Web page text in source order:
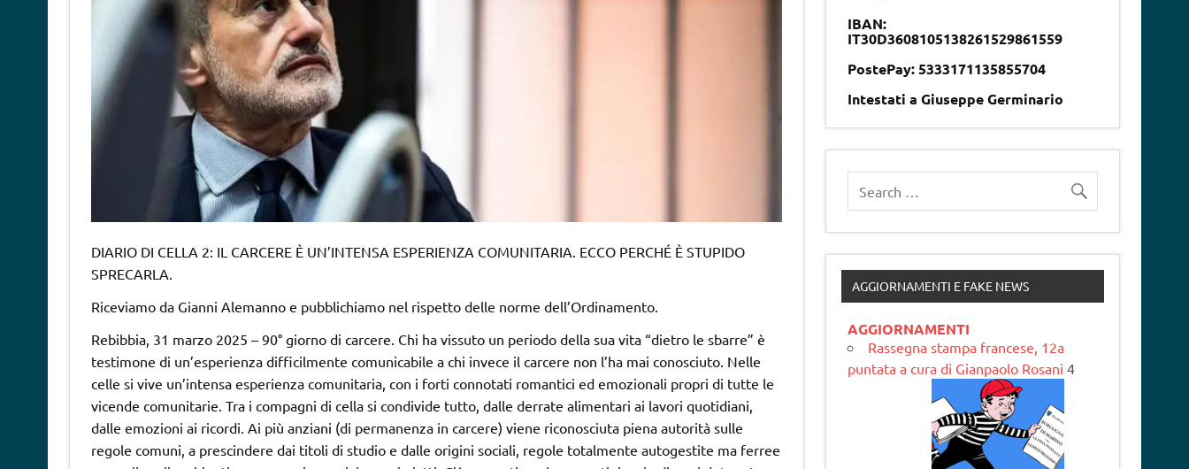
DIARIO DI CELLA 2: IL CARCERE È UN’INTENSA ESPERIENZA COMUNITARIA. ECCO PERCHÉ È STUPIDO
SPRECARLA.
Riceviamo da Gianni Alemanno e pubblichiamo nel rispetto delle norme dell’Ordinamento.
Rebibbia, 31 marzo 2025 – 90° giorno di carcere. Chi ha vissuto un periodo della sua vita “dietro le sbarre” è
testimone di un’esperienza difficilmente comunicabile a chi invece il carcere non l’ha mai conosciuto. Nelle
celle si vive un’intensa esperienza comunitaria, con i forti connotati romantici ed emozionali propri di tutte le
vicende comunitarie. Tra i compagni di cella si condivide tutto, dalle derrate alimentari ai lavori quotidiani,
dalle emozioni ai ricordi. Ai più anziani (di permanenza in carcere) viene riconosciuta piena autorità sulle
regole comuni, a prescindere dai titoli di studio e dalle origini sociali, regole totalmente autogestite ma ferree
IBAN:
IT30D3608105138261529861559
PostePay: 5333171135855704
Intestati a Giuseppe Germinario
AGGIORNAMENTI E FAKE NEWS
AGGIORNAMENTI
Rassegna stampa francese, 12a
puntata a cura di Gianpaolo Rosani 4